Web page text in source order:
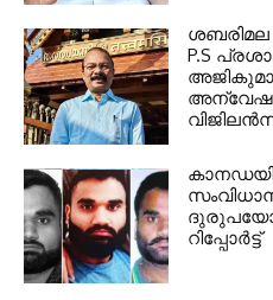
ശബരിമല
P.S
റിപ്പോർട്ട്